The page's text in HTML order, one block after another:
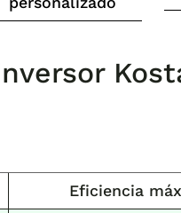
Eficiencia